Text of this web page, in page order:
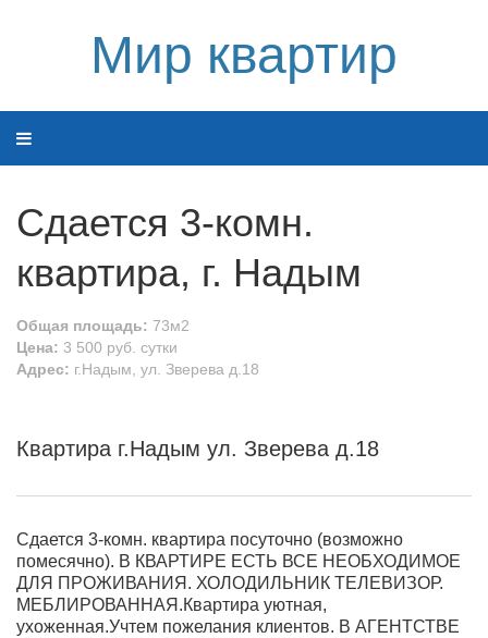
Мир квартир
Сдается 3-комн.
квартира, г. Надым
Общая площадь: 73м2
Цена: 3 500 руб. сутки
Адрес: г.Надым, ул. Зверева д.18
Квартира г.Надым ул. Зверева д.18
Сдается 3-комн. квартира посуточно (возможно
помесячно). В КВАРТИРЕ ЕСТЬ ВСЕ НЕОБХОДИМОЕ
ДЛЯ ПРОЖИВАНИЯ. ХОЛОДИЛЬНИК ТЕЛЕВИЗОР.
МЕБЛИРОВАННАЯ.Квартира уютная,
ухоженная.Учтем пожелания клиентов. В АГЕНТСТВЕ